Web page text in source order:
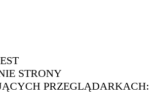
STRONY
PRZEGLĄDARKACH: